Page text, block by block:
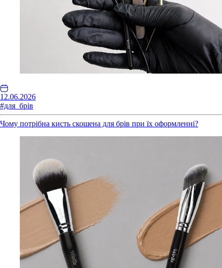
12.06.2026
#для_брів
Чому потрібна кисть скошена для брів при їх оформленні?